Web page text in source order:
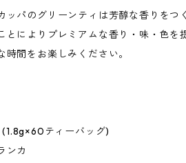
ッパのグリーンティは芳醇な香りをつ
とによりプレミアムな香り・味・色を
時間をお楽しみください。
ティーバッグ)
ンカ